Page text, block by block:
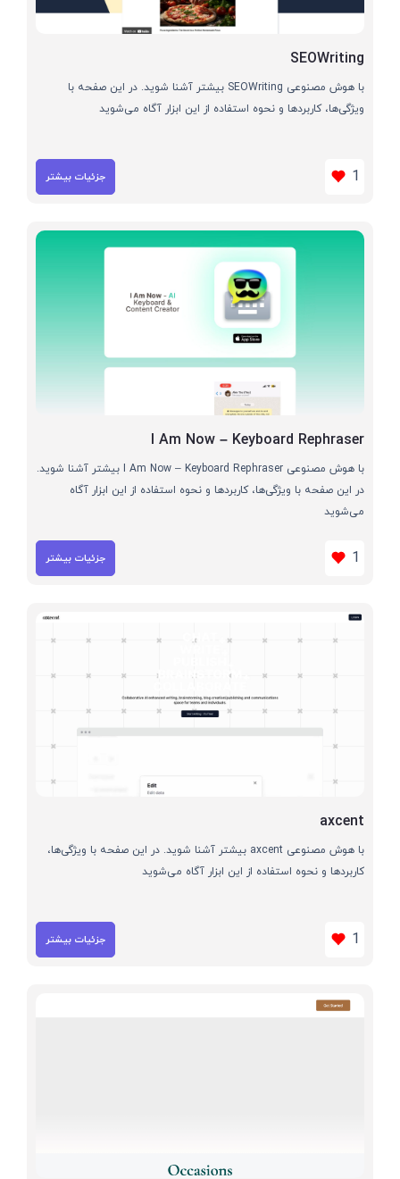
SEOWriting
با هوش مصنوعی SEOWriting بیشتر آشنا شوید. در این صفحه با
ویژگی‌ها، کاربردها و نحوه استفاده از این ابزار آگاه می‌شوید
1 جزئیات بیشتر
I Am Now – Keyboard Rephraser
با هوش مصنوعی I Am Now – Keyboard Rephraser بیشتر آشنا شوید.
در این صفحه با ویژگی‌ها، کاربردها و نحوه استفاده از این ابزار آگاه
می‌شوید
1 جزئیات بیشتر
axcent
با هوش مصنوعی axcent بیشتر آشنا شوید. در این صفحه با ویژگی‌ها،
کاربردها و نحوه استفاده از این ابزار آگاه می‌شوید
1 جزئیات بیشتر